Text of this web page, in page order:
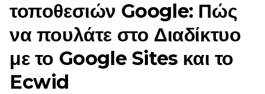
τοποθεσιών Google: Πώς
να πουλάτε στο Διαδίκτυο
με το Google Sites και το
Ecwid